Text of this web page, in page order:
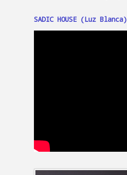
SADIC HOUSE (Luz Blanca)